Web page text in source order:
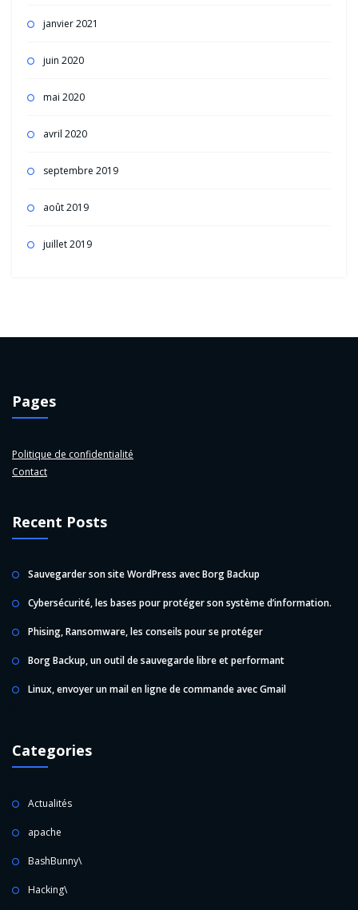
janvier 2021
juin 2020
mai 2020
avril 2020
septembre 2019
août 2019
juillet 2019
Pages
Politique de confidentialité
Contact
Recent Posts
Sauvegarder son site WordPress avec Borg Backup
Cybersécurité, les bases pour protéger son système d’information.
Phising, Ransomware, les conseils pour se protéger
Borg Backup, un outil de sauvegarde libre et performant
Linux, envoyer un mail en ligne de commande avec Gmail
Categories
Actualités
apache
BashBunny\
Hacking\